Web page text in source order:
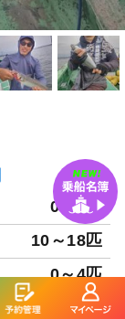
0～1匹
10～18匹
0～4匹